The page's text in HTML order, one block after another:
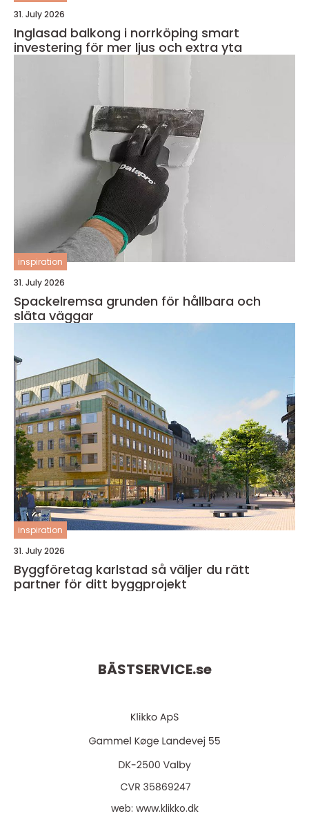
31. July 2026
Inglasad balkong i norrköping smart
investering för mer ljus och extra yta
inspiration
31. July 2026
Spackelremsa grunden för hållbara och
släta väggar
inspiration
31. July 2026
Byggföretag karlstad så väljer du rätt
partner för ditt byggprojekt
BÄSTSERVICE.se
web: www.klikko.dk